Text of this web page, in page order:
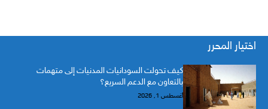
اختيار المحرر
كيف تحولت السودانيات المدنيات إلى متهمات
بالتعاون مع الدعم السريع؟
أغسطس 1, 2026